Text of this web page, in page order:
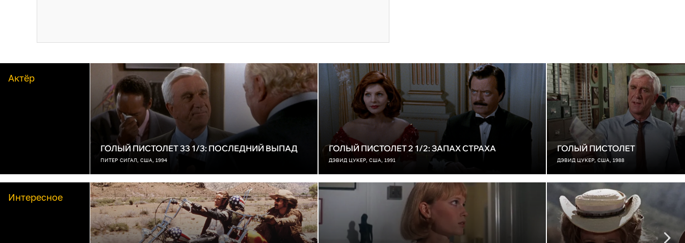
Актёр
ГОЛЫЙ ПИСТОЛЕТ 33 1/3: ПОСЛЕДНИЙ ВЫПАД
ПИТЕР СИГАЛ, США, 1994
ГОЛЫЙ ПИСТОЛЕТ 2 1/2: ЗАПАХ СТРАХА
ДЭВИД ЦУКЕР, США, 1991
ГОЛЫЙ ПИСТОЛЕТ
ДЭВИД ЦУКЕР, США, 1988
Интересное